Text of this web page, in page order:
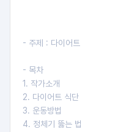
- 주제 : 다이어트
- 목차
1. 작가소개
2. 다이어트 식단
3. 운동방법
4. 정체기 뚫는 법